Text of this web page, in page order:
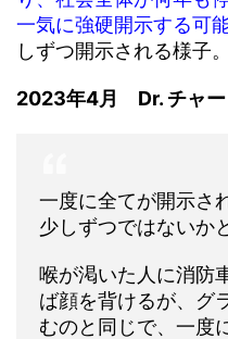
一気に強硬開示する可
しずつ開示される様子。
2023年4月 Dr. チャー
一度に全てが開示さ
少しずつではないか
喉が渇いた人に消防
ば顔を背けるが、グ
むのと同じで、一度